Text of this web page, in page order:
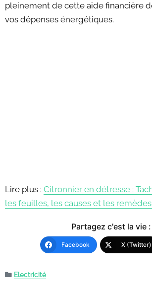
pleinement de cette aide financière
vos dépenses énergétiques.
Lire plus : Citronnier en détresse :
les feuilles, les causes et les
Partagez c'est la vie :
Facebook X (Twitter)
Electricité